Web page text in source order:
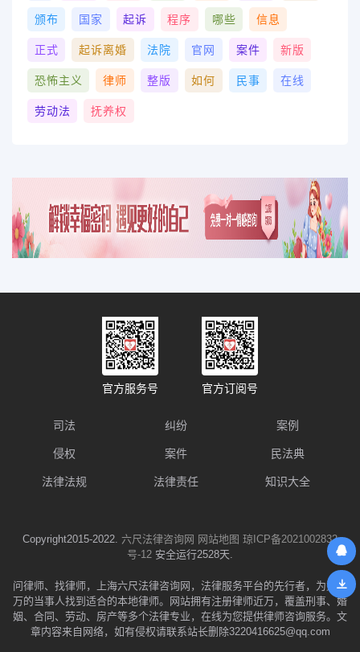
颁布 国家 起诉 程序 哪些 信息
正式 起诉离婚 法院 官网 案件 新版
恐怖主义 律师 整版 如何 民事 在线
劳动法 抚养权
官方服务号 官方订阅号
司法 纠纷 案例
侵权 案件 民法典
法律法规 法律责任 知识大全
Copyright2015-2022. 六尺法律咨询网 网站地图 琼ICP备2021002832
号-12 安全运行2528天.
问律师、找律师，上海六尺法律咨询网，法律服务平台的先行者，为数千
万的当事人找到适合的本地律师。网站拥有注册律师近万，覆盖刑事、婚
姻、合同、劳动、房产等多个法律专业，在线为您提供律师咨询服务。文
章内容来自网络，如有侵权请联系站长删除3220416625@qq.com